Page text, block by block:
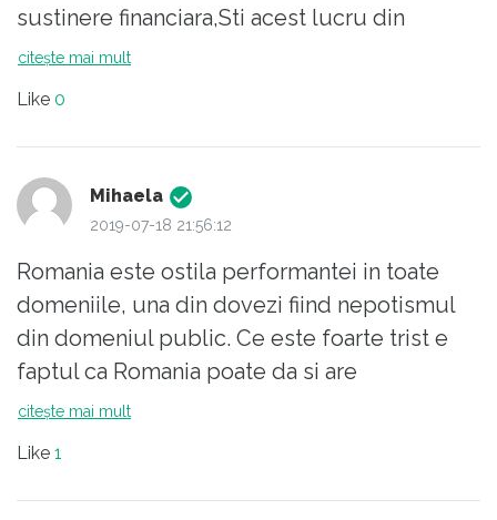
sustinere financiara,Sti acest lucru din
propria experienta. Ma gandeam la modul
alte echipe..AR PUTEA SIMONA sa infiinteze
o ,,academie de tenis" ptca acest sport sa nu
se piarda in timp la fel ca gimnastica
citește mai mult
Like 0
Mihaela
2019-07-18 21:56:12
Romania este ostila performantei in toate
domeniile, una din dovezi fiind nepotismul
din domeniul public. Ce este foarte trist e
faptul ca Romania poate da si are
performanta in toate domeniile. Simona aste
nabustite/indepartate/nesprijinite, fie
citește mai mult
Like 1